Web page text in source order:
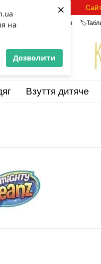
на
Дозволити
×
Відгуки про магазин
Взуття дитяче